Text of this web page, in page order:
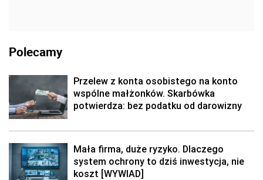
Polecamy
Przelew z konta osobistego na konto
wspólne małżonków. Skarbówka
potwierdza: bez podatku od darowizny
Mała firma, duże ryzyko. Dlaczego
system ochrony to dziś inwestycja, nie
koszt [WYWIAD]